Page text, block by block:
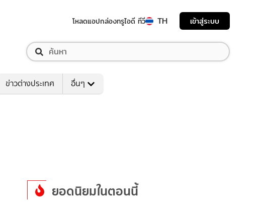
โหลดแอปกล่องทรูไอดี ทีวี TH เข้าสู่ระบบ
ข่าวต่างประเทศ อื่นๆ
ยอดนิยมในตอนนี้